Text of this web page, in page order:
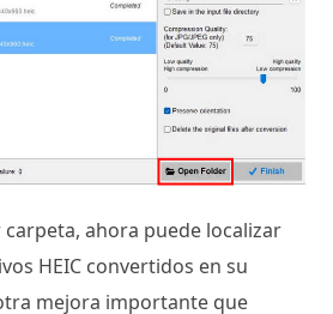
ahora puede localizar
HEIC convertidos en su
mejora importante que